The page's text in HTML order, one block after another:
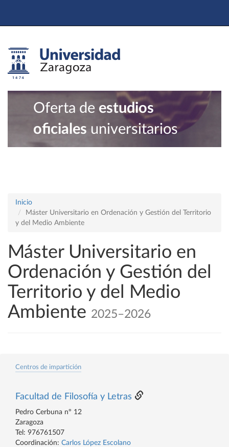
Oferta de estudios
oficiales universitarios
Inicio
Máster Universitario en Ordenación y Gestión del Territorio
y del Medio Ambiente
Máster Universitario en
Ordenación y Gestión del
Territorio y del Medio
Ambiente 2025–2026
Centros de impartición
Facultad de Filosofía y Letras
Pedro Cerbuna nº 12
Zaragoza
Tel: 976761507
Coordinación: Carlos López Escolano